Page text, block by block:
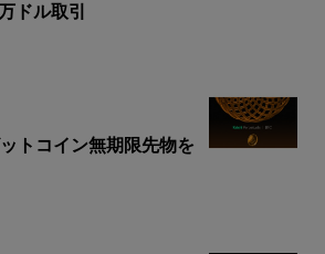
ドル取引
トコイン無期限先物を